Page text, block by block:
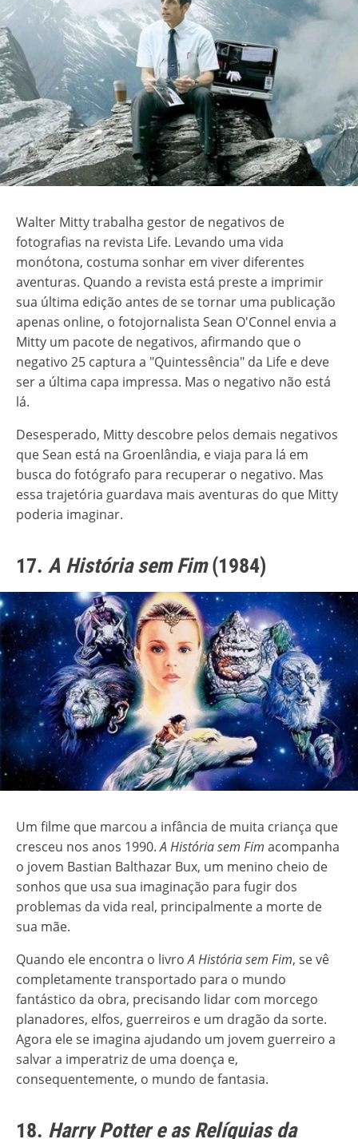
Walter Mitty trabalha gestor de negativos de
fotografias na revista Life. Levando uma vida
monótona, costuma sonhar em viver diferentes
aventuras. Quando a revista está preste a imprimir
sua última edição antes de se tornar uma publicação
apenas online, o fotojornalista Sean O'Connel envia a
Mitty um pacote de negativos, afirmando que o
negativo 25 captura a "Quintessência" da Life e deve
ser a última capa impressa. Mas o negativo não está
lá.
Desesperado, Mitty descobre pelos demais negativos
que Sean está na Groenlândia, e viaja para lá em
busca do fotógrafo para recuperar o negativo. Mas
essa trajetória guardava mais aventuras do que Mitty
poderia imaginar.
17. A História sem Fim(1984)
Um filme que marcou a infância de muita criança que
cresceu nos anos 1990.A História sem Fim acompanha
o jovem Bastian Balthazar Bux, um menino cheio de
sonhos que usa sua imaginação para fugir dos
problemas da vida real, principalmente a morte de
sua mãe.
Quando ele encontra o livroA História sem Fim, se vê
completamente transportado para o mundo
fantástico da obra, precisando lidar com morcego
planadores, elfos, guerreiros e um dragão da sorte.
Agora ele se imagina ajudando um jovem guerreiro a
salvar a imperatriz de uma doença e,
consequentemente, o mundo de fantasia.
18. Harry Potter e as Relíquias da